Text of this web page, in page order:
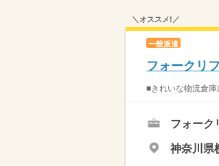
＼オススメ!／
一般派遣
フォークリ
■きれいな物流倉
フォーク
神奈川県